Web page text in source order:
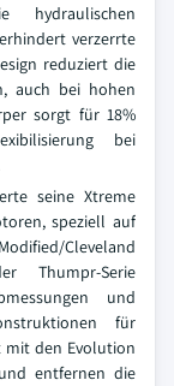
hydraulischen
verzerrte
reduziert die
auch bei hohen
sorgt für 18%
bei
seine Xtreme
speziell auf
Cleveland
Thumpr-Serie
und
für
mit den Evolution
entfernen die